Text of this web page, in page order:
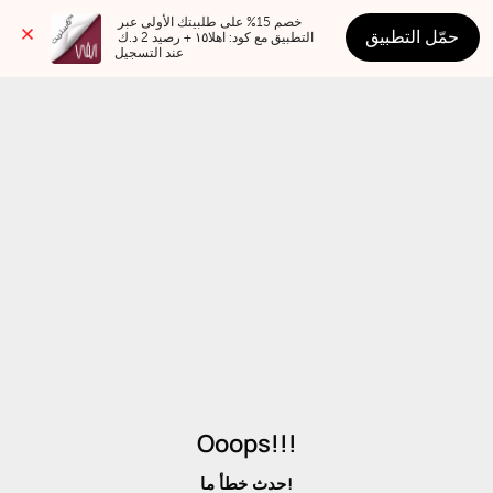
عند التسجيل
حمّل التطبيق
Ooops!!!
حدث خطأ ما!